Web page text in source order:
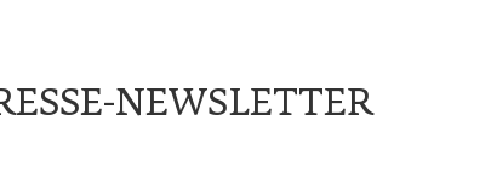
NEWSLETTER